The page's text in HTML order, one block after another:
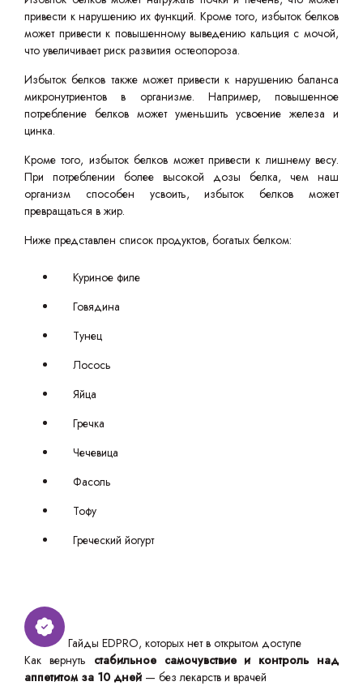
привести к нарушению их функций. Кроме того, избыток белков
может привести к повышенному выведению кальция с мочой,
что увеличивает риск развития остеопороза.
Избыток белков также может привести к нарушению баланса
микронутриентов в организме. Например, повышенное
потребление белков может уменьшить усвоение железа и
цинка.
Кроме того, избыток белков может привести к лишнему весу.
При потреблении более высокой дозы белка, чем наш
организм способен усвоить, избыток белков может
превращаться в жир.
Ниже представлен список продуктов, богатых белком:
Куриное филе
Говядина
Тунец
Лосось
Яйца
Гречка
Чечевица
Фасоль
Тофу
Греческий йогурт
Гайды EDPRO, которых нет в открытом доступе
Как вернуть стабильное самочувствие и контроль над
аппетитом за 10 дней — без лекарств и врачей